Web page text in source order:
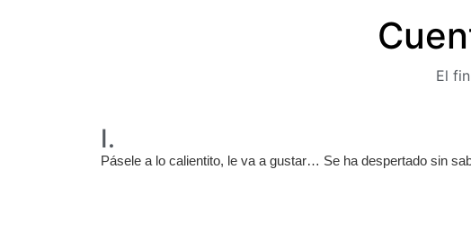
El
I.
Pásele a lo calientito, le va a gustar… Se ha despertado sin